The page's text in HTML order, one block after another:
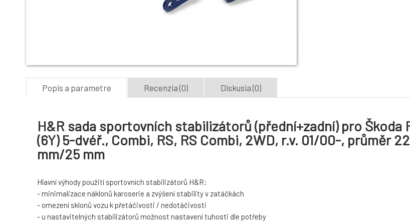
Popis a parametre Recenzia (0) Diskusia (0)
H&R sada sportovních stabilizátorů (přední+zadní) pro Škoda
(6Y) 5-dvéř., Combi, RS, RS Combi, 2WD, r.v. 01/00-, průměr 22
mm/25 mm
Hlavní výhody použití sportovních stabilizátorů H&R:
- minimalizace náklonů karoserie a zvýšení stability v zatáčkách
- omezení sklonů vozu k přetáčivosti / nedotáčivosti
- u nastavitelných stabilizátorů možnost nastavení tuhosti dle potřeby